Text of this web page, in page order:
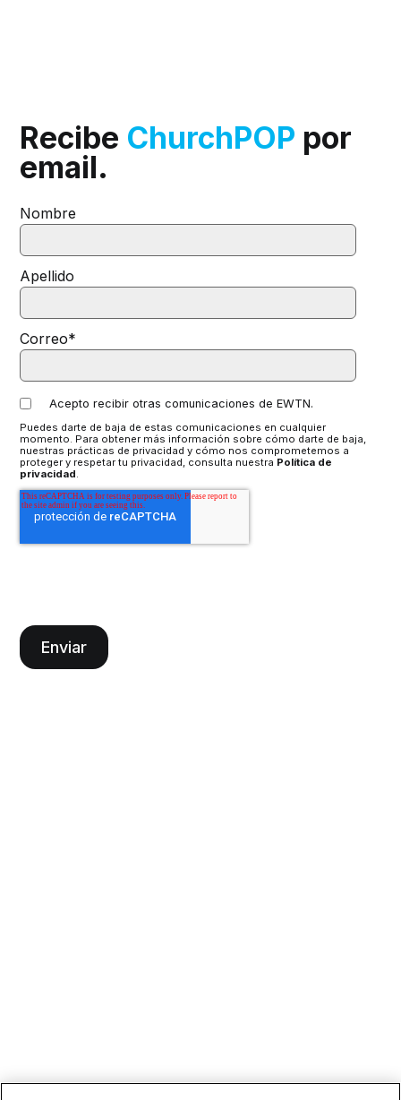
Recibe ChurchPOP por
email.
Nombre
Apellido
Correo*
Acepto recibir otras comunicaciones de EWTN.
Puedes darte de baja de estas comunicaciones en cualquier
momento. Para obtener más información sobre cómo darte de baja,
nuestras prácticas de privacidad y cómo nos comprometemos a
proteger y respetar tu privacidad, consulta nuestra Política de
privacidad.